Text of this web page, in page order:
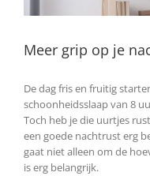
Meer grip op je
De dag fris en fruitig
schoonheidsslaap van 8
Toch heb je die uurtjes
een goede nachtrust erg
gaat niet alleen om de
is erg belangrijk.